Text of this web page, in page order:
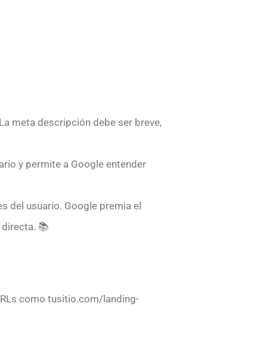
meta descripción debe ser breve,
y permite a Google entender
del usuario. Google premia el
📚
como tusitio.com/landing-